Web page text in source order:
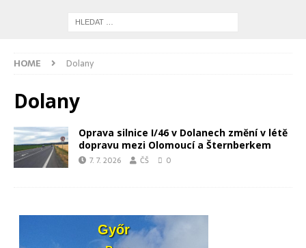
HOME Dolany
Dolany
Oprava silnice I/46 v Dolanech změní v létě
dopravu mezi Olomoucí a Šternberkem
7. 7. 2026 ČŠ 0